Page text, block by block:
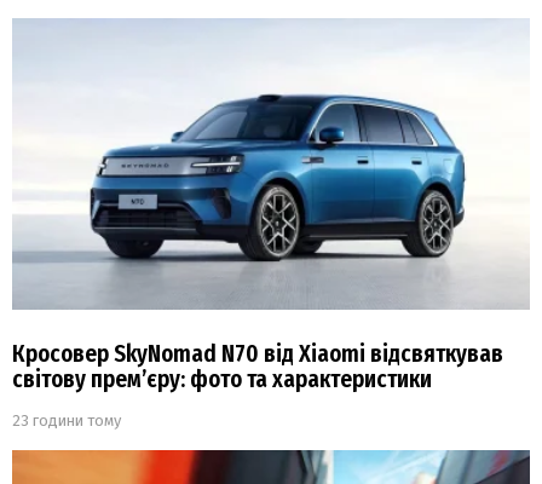
Кросовер SkyNomad N70 від Xiaomi відсвяткував
світову прем’єру: фото та характеристики
23 години тому